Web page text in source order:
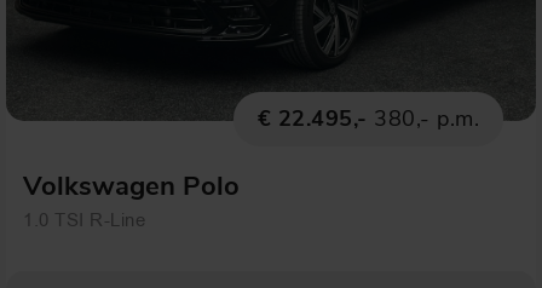
€ 22.495,- 380,- p.m.
Volkswagen Polo
1.0 TSI R-Line